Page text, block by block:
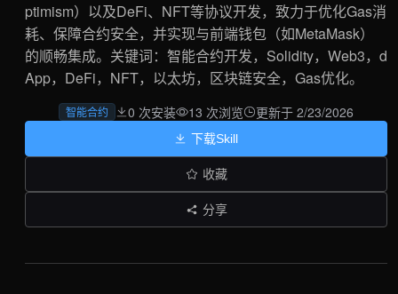
ptimism）以及DeFi、NFT等协议开发，致力于优化Gas消
耗、保障合约安全，并实现与前端钱包（如MetaMask）
的顺畅集成。关键词：智能合约开发，Solidity，Web3，d
App，DeFi，NFT，以太坊，区块链安全，Gas优化。
智能合约 0 次安装 13 次浏览 更新于 2/23/2026
下载Skill
收藏
分享